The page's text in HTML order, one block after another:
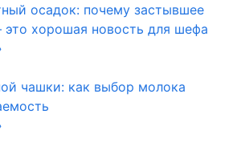
осадок: почему застывшее
хорошая новость для шефа
чашки: как выбор молока